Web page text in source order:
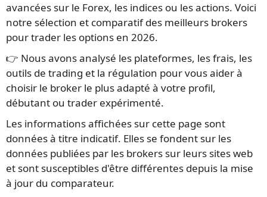
avancées sur le Forex, les indices ou les actions. Voici
notre sélection et comparatif des meilleurs brokers
pour trader les options en 2026.
👉 Nous avons analysé les plateformes, les frais, les
outils de trading et la régulation pour vous aider à
choisir le broker le plus adapté à votre profil,
débutant ou trader expérimenté.
Les informations affichées sur cette page sont
données à titre indicatif. Elles se fondent sur les
données publiées par les brokers sur leurs sites web
et sont susceptibles d'être différentes depuis la mise
à jour du comparateur.